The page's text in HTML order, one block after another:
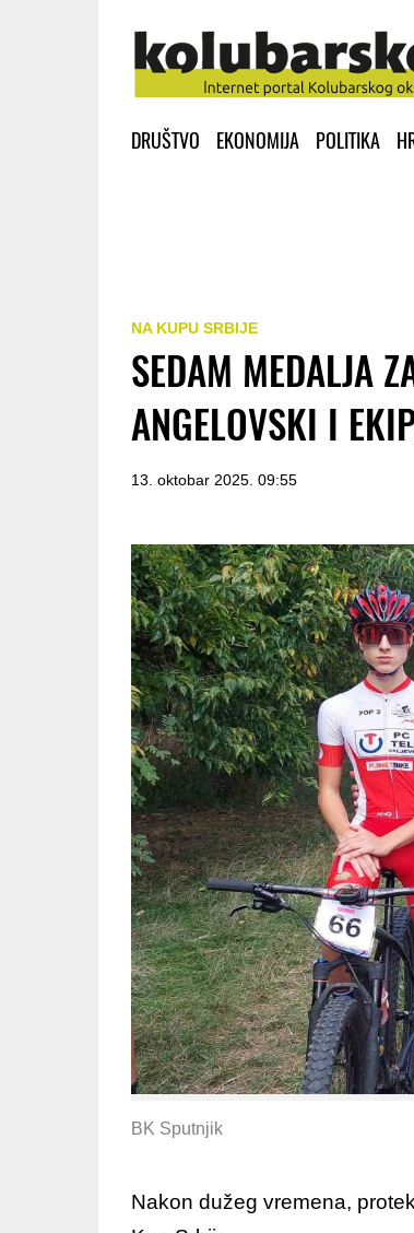
DRUŠTVO EKONOMIJA POLITIKA
NA KUPU SRBIJE
SEDAM MEDALJA
ANGELOVSKI I
13. oktobar 2025. 09:55
BK Sputnjik
Nakon dužeg vremena,